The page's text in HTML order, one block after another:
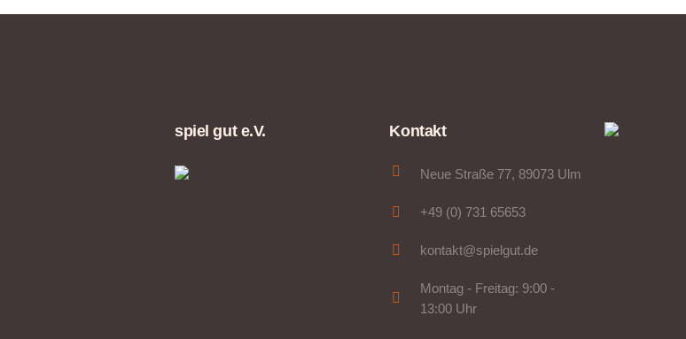
spiel gut e.V. Kontakt
Neue Straße 77, 89073 Ulm
+49 (0) 731 65653
kontakt@spielgut.de
Montag - Freitag: 9:00 -
13:00 Uhr